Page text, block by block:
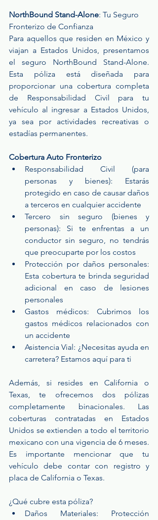
NorthBound Stand-Alone: Tu Seguro
Fronterizo de Confianza
Para aquellos que residen en México y
viajan a Estados Unidos, presentamos
el seguro NorthBound Stand-Alone.
Esta póliza está diseñada para
proporcionar una cobertura completa
de Responsabilidad Civil para tu
vehículo al ingresar a Estados Unidos,
ya sea por actividades recreativas o
estadías permanentes.
Cobertura Auto Fronterizo
Responsabilidad Civil (para
personas y bienes): Estarás
protegido en caso de causar daños
a terceros en cualquier accidente
Tercero sin seguro (bienes y
personas): Si te enfrentas a un
conductor sin seguro, no tendrás
que preocuparte por los costos
Protección por daños personales:
Esta cobertura te brinda seguridad
adicional en caso de lesiones
personales
Gastos médicos: Cubrimos los
gastos médicos relacionados con
un accidente
Asistencia Vial: ¿Necesitas ayuda en
carretera? Estamos aquí para ti
Además, si resides en California o
Texas, te ofrecemos dos pólizas
completamente binacionales. Las
coberturas contratadas en Estados
Unidos se extienden a todo el territorio
mexicano con una vigencia de 6 meses.
Es importante mencionar que tu
vehículo debe contar con registro y
placa de California o Texas.
¿Qué cubre esta póliza?
Daños Materiales: Protección